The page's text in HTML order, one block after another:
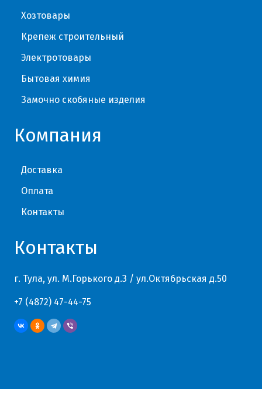
Хозтовары
Крепеж строительный
Электротовары
Бытовая химия
Замочно скобяные изделия
Компания
Доставка
Оплата
Контакты
Контакты
г. Тула, ул. М.Горького д.3 / ул.Октябрьская д.50
+7 (4872) 47-44-75